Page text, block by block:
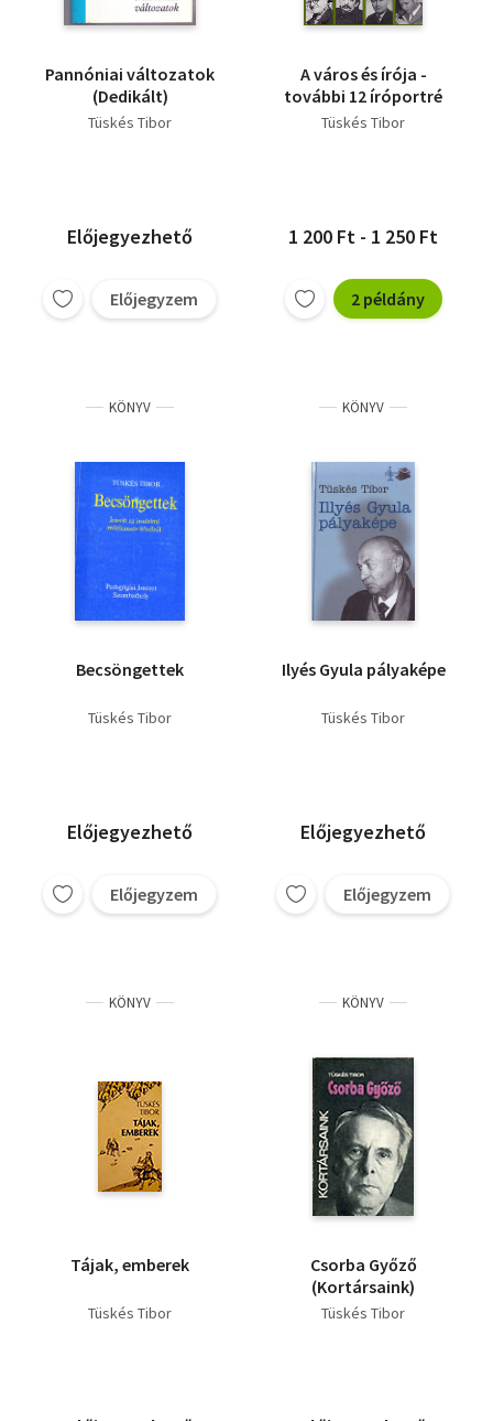
Pannóniai változatok
(Dedikált)
Tüskés Tibor
Előjegyezhető
Előjegyzem
A város és írója -
további 12 íróportré
Tüskés Tibor
1 200 Ft - 1 250 Ft
2 példány
KÖNYV
Becsöngettek
Tüskés Tibor
Előjegyezhető
Előjegyzem
KÖNYV
Ilyés Gyula pályaképe
Tüskés Tibor
Előjegyezhető
Előjegyzem
KÖNYV
Tájak, emberek
Tüskés Tibor
KÖNYV
Csorba Győző
(Kortársaink)
Tüskés Tibor